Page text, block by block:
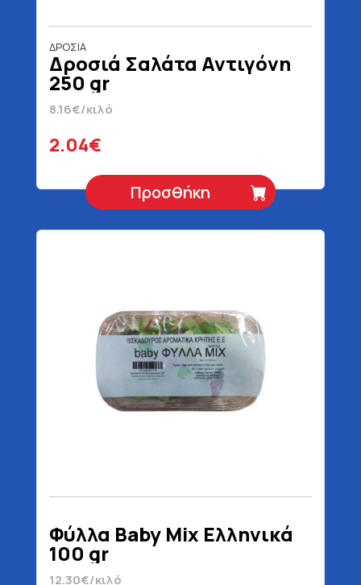
ΔΡΟΣΙΑ
Δροσιά Σαλάτα Αντιγόνη
250 gr
8.16€/κιλό
2.04€
Προσθήκη
Φύλλα Baby Mix Ελληνικά
100 gr
12.30€/κιλό